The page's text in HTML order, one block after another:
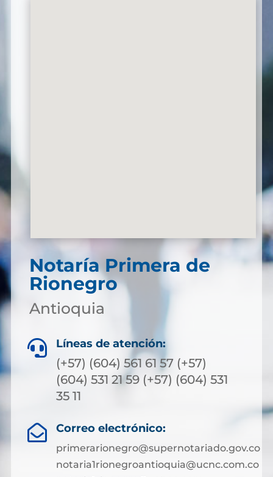
Notaría Primera de
Rionegro
Antioquia
 Líneas de atención:
(+57) (604) 561 61 57 (+57)
(604) 531 21 59 (+57) (604) 531
35 11
 Correo electrónico:
primerarionegro@supernotariado.gov.co
notaria1rionegroantioquia@ucnc.com.co